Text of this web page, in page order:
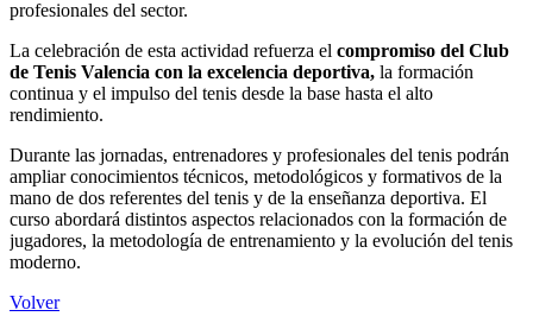
profesionales del sector.
La celebración de esta actividad refuerza el compromiso del Club
de Tenis Valencia con la excelencia deportiva, la formación
continua y el impulso del tenis desde la base hasta el alto
rendimiento.
Durante las jornadas, entrenadores y profesionales del tenis podrán
ampliar conocimientos técnicos, metodológicos y formativos de la
mano de dos referentes del tenis y de la enseñanza deportiva. El
curso abordará distintos aspectos relacionados con la formación de
jugadores, la metodología de entrenamiento y la evolución del tenis
moderno.
Volver